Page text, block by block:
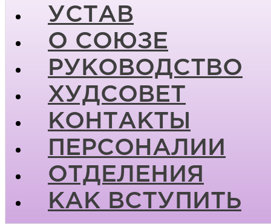
УСТАВ
О СОЮЗЕ
РУКОВОДСТВО
ХУДСОВЕТ
КОНТАКТЫ
ПЕРСОНАЛИИ
ОТДЕЛЕНИЯ
КАК ВСТУПИТЬ